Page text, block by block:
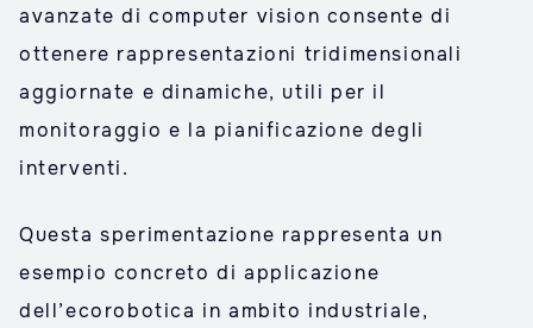
avanzate di computer vision consente di
ottenere rappresentazioni tridimensionali
aggiornate e dinamiche, utili per il
monitoraggio e la pianificazione degli
interventi.
Questa sperimentazione rappresenta un
esempio concreto di applicazione
dell’ecorobotica in ambito industriale,